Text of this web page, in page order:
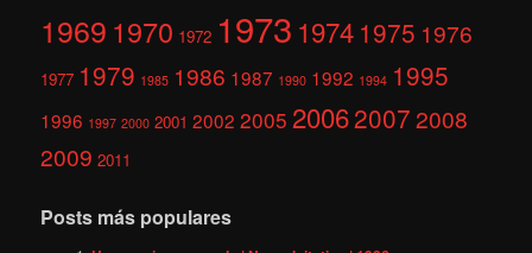
1969 1970 1972 1973 1974 1975 1976
1977 1979 1985 1986 1987 1990 1992 1994 1995
1996 1997 2000 2001 2002 2005 200620072008
2009 2011
Posts más populares